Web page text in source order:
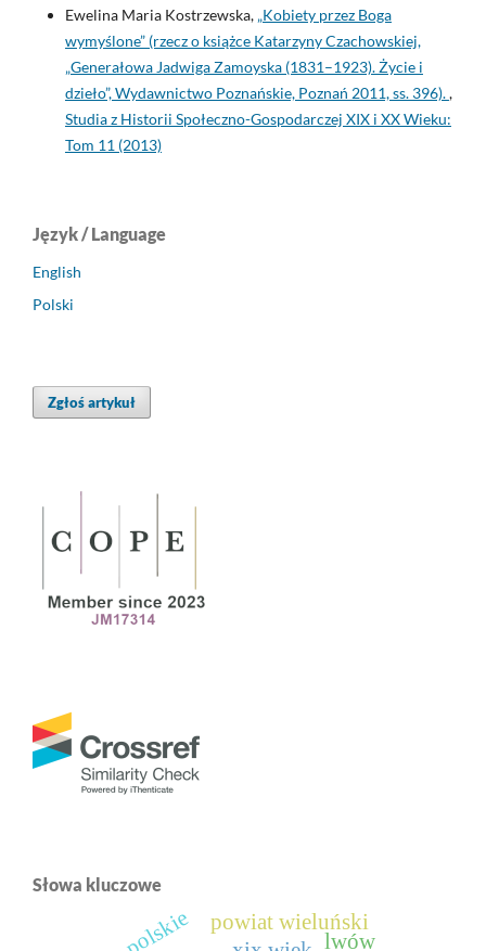
Ewelina Maria Kostrzewska, „Kobiety przez Boga
wymyślone” (rzecz o książce Katarzyny Czachowskiej,
„Generałowa Jadwiga Zamoyska (1831–1923). Życie i
dzieło”, Wydawnictwo Poznańskie, Poznań 2011, ss. 396).,
Studia z Historii Społeczno-Gospodarczej XIX i XX Wieku:
Tom 11 (2013)
Język / Language
English
Polski
Zgłoś artykuł
Słowa kluczowe
lwów
powiat wieluński